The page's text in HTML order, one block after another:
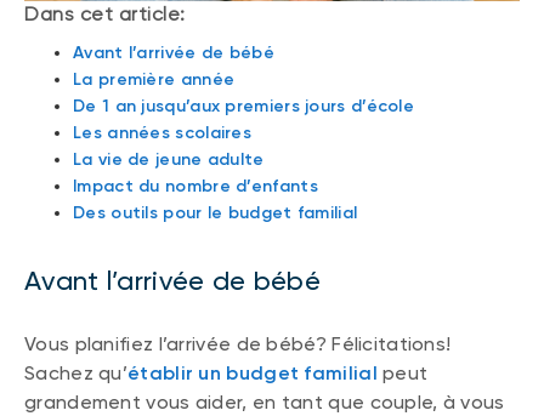
Dans cet article:
Avant l’arrivée de bébé
La première année
De 1 an jusqu’aux premiers jours d’école
Les années scolaires
La vie de jeune adulte
Impact du nombre d’enfants
Des outils pour le budget familial
Avant l’arrivée de bébé
Vous planifiez l’arrivée de bébé? Félicitations!
Sachez qu’établir un budget familial peut
grandement vous aider, en tant que couple, à vous